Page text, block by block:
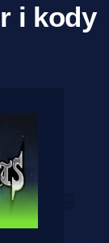
i kody